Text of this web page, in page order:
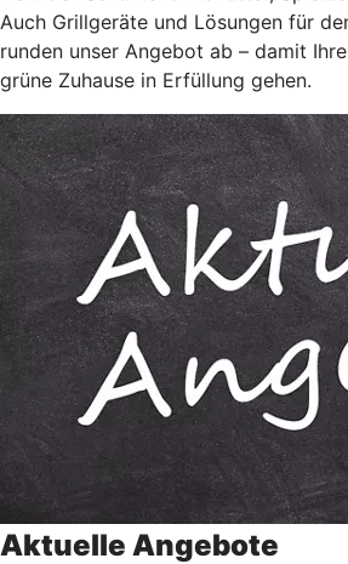
Auch Grillgeräte und Lösungen für
runden unser Angebot ab – damit
grüne Zuhause in Erfüllung gehen.
Aktuelle Angebote